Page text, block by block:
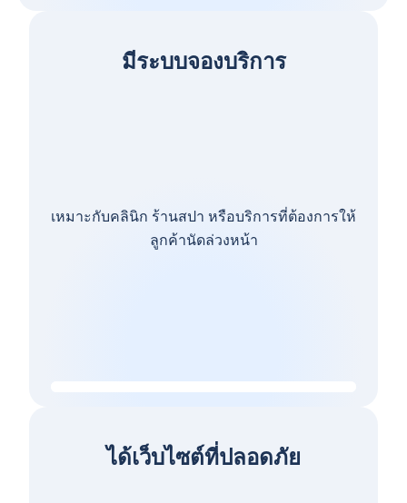
มีระบบจองบริการ
เหมาะกับคลินิก ร้านสปา หรือบริการที่ต้องการให้
ลูกค้านัดล่วงหน้า
ได้เว็บไซต์ที่ปลอดภัย